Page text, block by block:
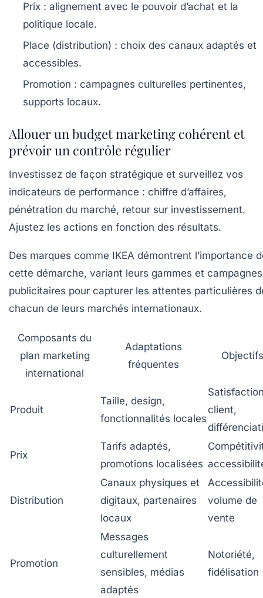
Prix : alignement avec le pouvoir d’achat et la
politique locale.
Place (distribution) : choix des canaux adaptés et
accessibles.
Promotion : campagnes culturelles pertinentes,
supports locaux.
Allouer un budget marketing cohérent et
prévoir un contrôle régulier
Investissez de façon stratégique et surveillez vos
indicateurs de performance : chiffre d’affaires,
pénétration du marché, retour sur investissement.
Ajustez les actions en fonction des résultats.
Des marques comme IKEA démontrent l’importance
cette démarche, variant leurs gammes et campagnes
publicitaires pour capturer les attentes particulières
chacun de leurs marchés internationaux.
Composants du
plan marketing
international
Adaptations
fréquentes
Objectifs
Produit
Taille, design,
fonctionnalités locales
client,
Prix
Tarifs adaptés,
promotions localisées
Distribution
Canaux physiques et
digitaux, partenaires
locaux
volume de
vente
Promotion
Messages
culturellement
sensibles, médias
adaptés
Notoriété,
fidélisation